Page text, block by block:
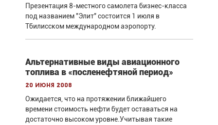
Презентация 8-местного самолета бизнес-класса
под названием "Элит" состоится 1 июля в
Тбилисском международном аэропорту.
Альтернативные виды авиационного
топлива в «посленефтяной период»
20 июня 2008
Ожидается, что на протяжении ближайшего
времени стоимость нефти будет оставаться на
достаточно высоком уровне.Учитывая такие